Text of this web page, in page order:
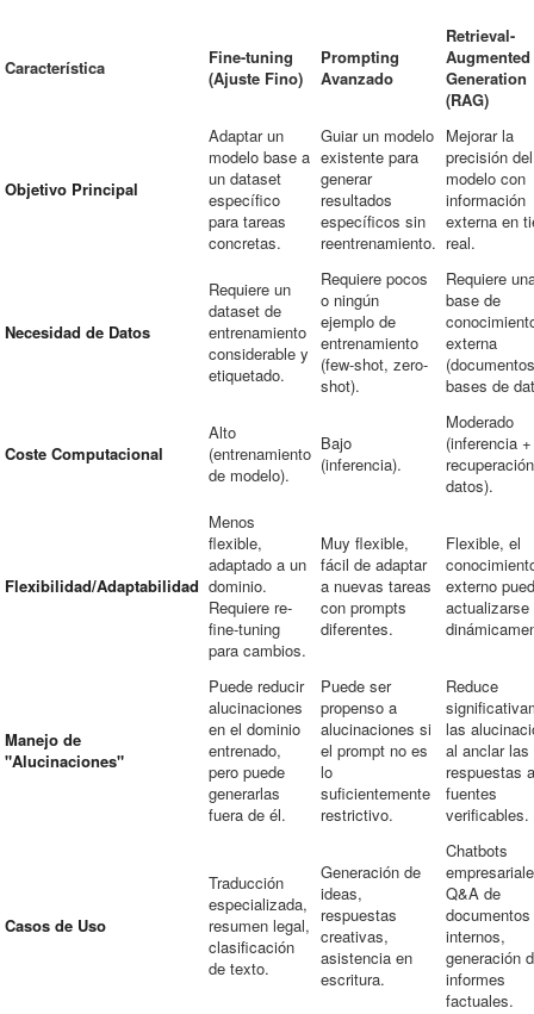
Característica
Fine-tuning
(Ajuste Fino)
Prompting
Avanzado
Retrieval-
Augmented
Generation
(RAG)
Objetivo Principal
Adaptar un
modelo base a
un dataset
específico
para tareas
concretas.
Guiar un modelo
existente para
generar
resultados
específicos sin
reentrenamiento.
Mejorar la
precisión del
modelo con
información
externa en
real.
Necesidad de Datos
Requiere un
dataset de
entrenamiento
considerable y
etiquetado.
Requiere pocos
o ningún
ejemplo de
entrenamiento
(few-shot, zero-
shot).
Requiere
base de
externa
bases de
Coste Computacional
Alto
(entrenamiento
de modelo).
Bajo
(inferencia).
Moderado
(inferencia +
datos).
Flexibilidad/Adaptabilidad
Menos
flexible,
adaptado a un
dominio.
Requiere re-
fine-tuning
para cambios.
Muy flexible,
fácil de adaptar
a nuevas tareas
con prompts
diferentes.
Flexible, el
externo
actualizarse
Manejo de
"Alucinaciones"
Puede reducir
alucinaciones
en el dominio
entrenado,
pero puede
generarlas
fuera de él.
Puede ser
propenso a
alucinaciones si
el prompt no es
lo
suficientemente
restrictivo.
Reduce
las
al anclar las
respuestas a
fuentes
verificables.
Casos de Uso
Traducción
especializada,
resumen legal,
clasificación
de texto.
Generación de
ideas,
respuestas
creativas,
asistencia en
escritura.
Chatbots
Q&A de
documentos
internos,
generación
informes
factuales.